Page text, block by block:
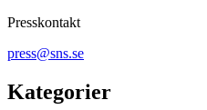
Presskontakt
press@sns.se
Kategorier